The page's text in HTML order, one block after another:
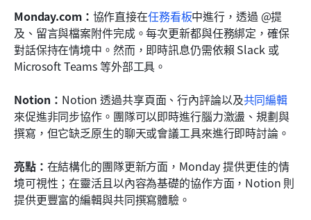
Monday.com： 協作直接在任務看板中進行，透過 @提
及、留言與檔案附件完成。每次更新都與任務綁定，確保
對話保持在情境中。然而，即時訊息仍需依賴 Slack 或
Microsoft Teams 等外部工具。
Notion： Notion 透過共享頁面、行內評論以及共同編輯
來促進非同步協作。團隊可以即時進行腦力激盪、規劃與
撰寫，但它缺乏原生的聊天或會議工具來進行即時討論。
亮點： 在結構化的團隊更新方面，Monday 提供更佳的情
境可視性；在靈活且以內容為基礎的協作方面，Notion 則
提供更豐富的編輯與共同撰寫體驗。